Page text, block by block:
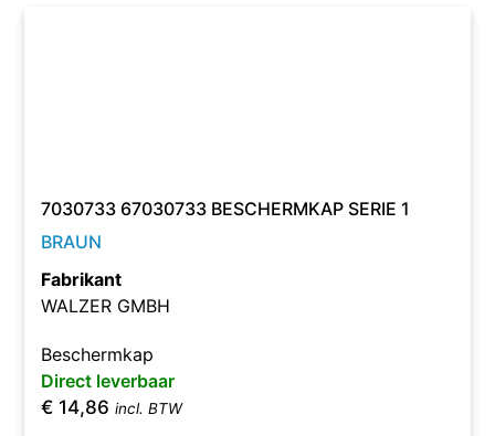
7030733 67030733 BESCHERMKAP SERIE 1
BRAUN
Fabrikant
WALZER GMBH
Beschermkap
Direct leverbaar
€ 14,86 incl. BTW